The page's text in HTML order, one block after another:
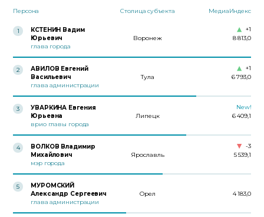
Персона Столица субъекта МедиаИндекс
1
КСТЕНИН Вадим
Юрьевич
глава города
Воронеж 8 813,0
+1
2
АВИЛОВ Евгений
Васильевич
глава администрации
Тула 6 793,0
+1
3
УВАРКИНА Евгения
Юрьевна
врио главы города
Липецк 6 409,1
New!
4
ВОЛКОВ Владимир
Михайлович
мэр города
Ярославль 5 539,1
-3
5
МУРОМСКИЙ
Александр Сергеевич
глава администрации
Орел 4 183,0